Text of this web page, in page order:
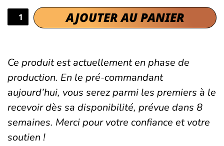
AJOUTER AU PANIER
Ce produit est actuellement en phase de
production. En le pré-commandant
aujourd’hui, vous serez parmi les premiers à le
recevoir dès sa disponibilité, prévue dans 8
semaines. Merci pour votre confiance et votre
soutien !